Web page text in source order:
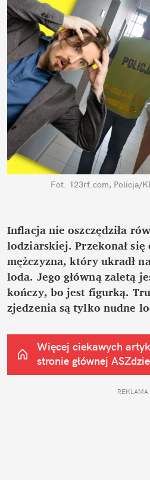
Fot. 123rf.com, Policja/
Inflacja nie oszczędziła
lodziarskiej. Przekonał
mężczyzna, który ukradł
loda. Jego główną zaletą
kończy, bo jest figurką.
zjedzenia są tylko nudne
Więcej ciekawych
stronie głównej
REKLAMA